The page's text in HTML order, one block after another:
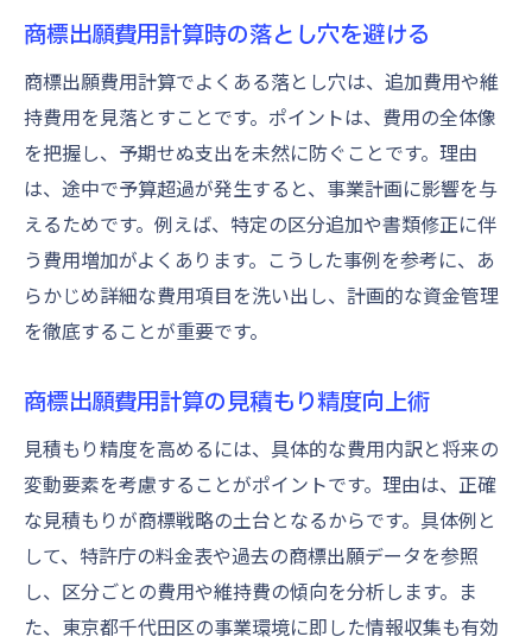
商標出願費用計算時の落とし穴を避ける
商標出願費用計算でよくある落とし穴は、追加費用や維
持費用を見落とすことです。ポイントは、費用の全体像
を把握し、予期せぬ支出を未然に防ぐことです。理由
は、途中で予算超過が発生すると、事業計画に影響を与
えるためです。例えば、特定の区分追加や書類修正に伴
う費用増加がよくあります。こうした事例を参考に、あ
らかじめ詳細な費用項目を洗い出し、計画的な資金管理
を徹底することが重要です。
商標出願費用計算の見積もり精度向上術
見積もり精度を高めるには、具体的な費用内訳と将来の
変動要素を考慮することがポイントです。理由は、正確
な見積もりが商標戦略の土台となるからです。具体例と
して、特許庁の料金表や過去の商標出願データを参照
し、区分ごとの費用や維持費の傾向を分析します。ま
た、東京都千代田区の事業環境に即した情報収集も有効